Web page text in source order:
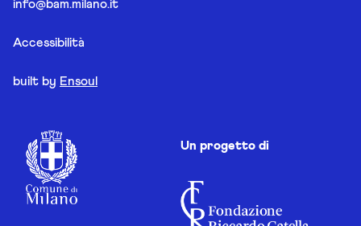
info@bam.milano.it
Accessibilità
built by Ensoul
Un progetto di